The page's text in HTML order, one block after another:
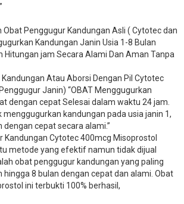
Penggugur Kandungan Asli ( Cytotec dan
Kandungan Janin Usia 1-8 Bulan
Hitungan jam Secara Alami Dan Aman Tanpa
Atau Aborsi Dengan Pil Cytotec
Janin) “OBAT Menggugurkan
dengan cepat Selesai dalam waktu 24 jam.
kandungan pada usia janin 1,
dengan cepat secara alami.”
Kandungan Cytotec 400mcg Misoprostol
metode yang efektif namun tidak dijual
obat penggugur kandungan yang paling
hingga 8 bulan dengan cepat dan alami. Obat
ini terbukti 100% berhasil,